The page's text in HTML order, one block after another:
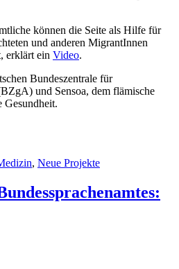
können die Seite als Hilfe für
und anderen MigrantInnen
erklärt ein Video.
Bundeszentrale für
und Sensoa, dem flämische
Gesundheit.
, Neue Projekte